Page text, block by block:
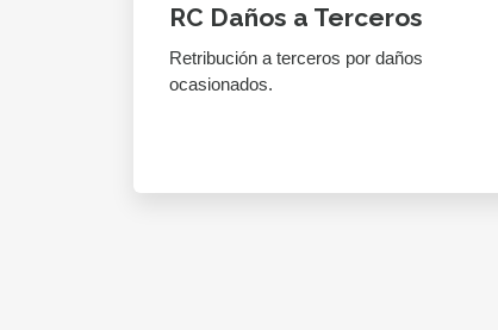
RC Daños a Terceros
Retribución a terceros por daños
ocasionados.